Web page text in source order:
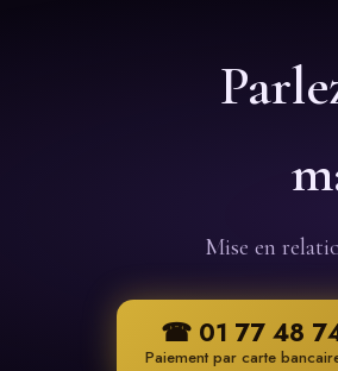
Mise en
☎ 01 77 48
Paiement par carte